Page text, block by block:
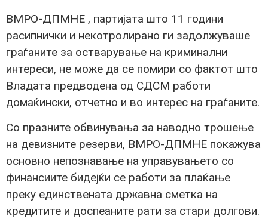
ВМРО-ДПМНЕ , партијата што 11 години
расипнички и некотролирано ги задолжуваше
граѓаните за остварување на криминални
интереси, не може да се помири со фактот што
Владата предводена од СДСМ работи
домаќински, отчетно и во интерес на граѓаните.
Со празните обвинувања за наводно трошење
на девизните резерви, ВМРО-ДПМНЕ покажува
основно непознавање на управувањето со
финансиите бидејќи се работи за плаќање
преку единствената државна сметка на
кредитите и доспеаните рати за стари долгови.